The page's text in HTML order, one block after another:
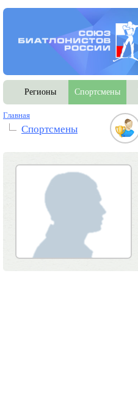
Регионы Спортсмены
Главная
Спортсмены